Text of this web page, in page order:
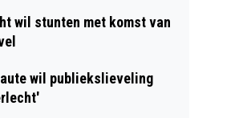
wil stunten met komst van
wil publiekslieveling